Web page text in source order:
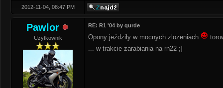
2012-11-04, 08:47 PM
Pawlor
Użytkownik
RE: R1 '04 by qurde
Opony jeździły w mocnych zlozeniach
... w trakcie zarabiania na rn22 ;]